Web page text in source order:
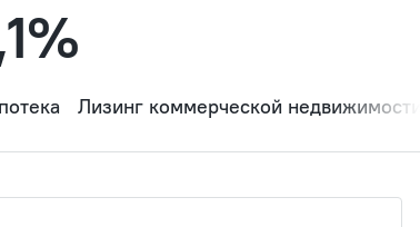
Лизинг коммерческой